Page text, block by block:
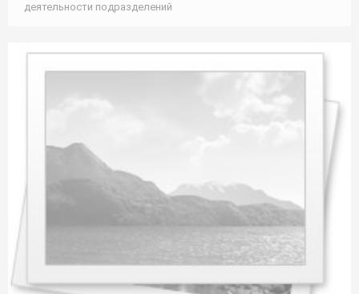
деятельности подразделений